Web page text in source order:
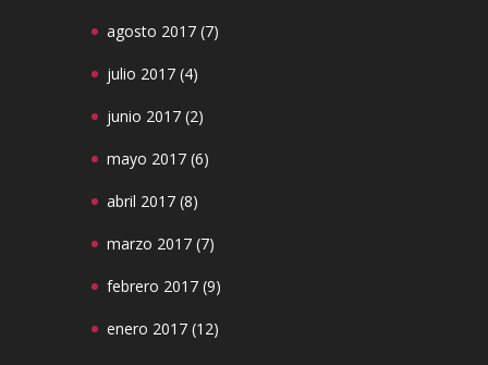
agosto 2017 (7)
julio 2017 (4)
junio 2017 (2)
mayo 2017 (6)
abril 2017 (8)
marzo 2017 (7)
febrero 2017 (9)
enero 2017 (12)